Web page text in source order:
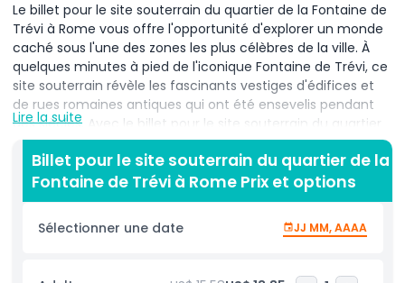
Le billet pour le site souterrain du quartier de la Fontaine de
Trévi à Rome vous offre l'opportunité d'explorer un monde
caché sous l'une des zones les plus célèbres de la ville. À
quelques minutes à pied de l'iconique Fontaine de Trévi, ce
site souterrain révèle les fascinants vestiges d'édifices et
de rues romaines antiques qui ont été ensevelis pendant
des siècles. Avec le billet pour le site souterrain du quartier
de la Fontaine de Trévi à Rome, vous pouvez découvrir des
trésors archéologiques, notamment des parties d'une
domus romaine antique, des mosaïques et des systèmes
hydrauliques autrefois reliés au célèbre aqueduc Aqua
Lire la suite
Billet pour le site souterrain du quartier de la
Fontaine de Trévi à Rome Prix et options
Sélectionner une date JJ MM, AAAA